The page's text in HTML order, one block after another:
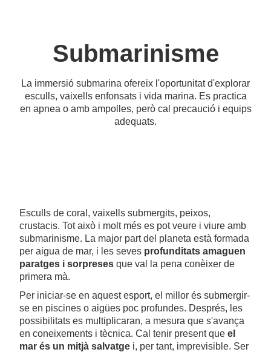
Submarinisme
La immersió submarina ofereix l'oportunitat d'explorar
esculls, vaixells enfonsats i vida marina. Es practica
en apnea o amb ampolles, però cal precaució i equips
adequats.
Esculls de coral, vaixells submergits, peixos,
crustacis. Tot això i molt més es pot veure i viure amb
submarinisme. La major part del planeta està formada
per aigua de mar, i les seves profunditats amaguen
paratges i sorpreses que val la pena conèixer de
primera mà.
Per iniciar-se en aquest esport, el millor és submergir-
se en piscines o aigües poc profundes. Després, les
possibilitats es multiplicaran, a mesura que s'avança
en coneixements i tècnica. Cal tenir present que el
mar és un mitjà salvatge i, per tant, imprevisible. Ser